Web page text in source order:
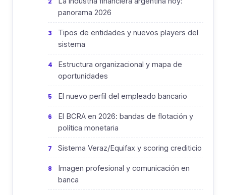
panorama 2026
3
Tipos de entidades y nuevos players del
sistema
4
Estructura organizacional y mapa de
oportunidades
5 El nuevo perfil del empleado bancario
6
El BCRA en 2026: bandas de flotación y
política monetaria
7 Sistema Veraz/Equifax y scoring crediticio
8
Imagen profesional y comunicación en
banca